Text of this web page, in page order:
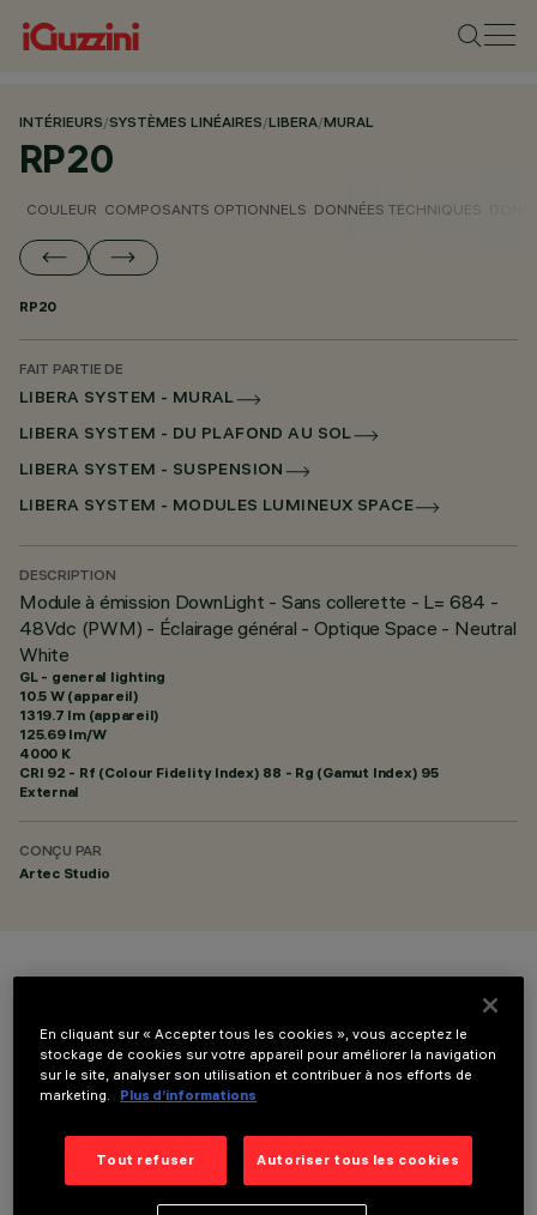
INTÉRIEURS/SYSTÈMES LINÉAIRES/LIBERA/MURAL
RP20
COULEUR COMPOSANTS OPTIONNELS DONNÉES TECHNIQUES
RP20
FAIT PARTIE DE
LIBERA SYSTEM - MURAL
LIBERA SYSTEM - DU PLAFOND AU SOL
LIBERA SYSTEM - SUSPENSION
LIBERA SYSTEM - MODULES LUMINEUX SPACE
DESCRIPTION
Module à émission DownLight - Sans collerette - L= 684 -
48Vdc (PWM) - Éclairage général - Optique Space - Neutral
White
GL - general lighting
10.5 W (appareil)
1319.7 lm (appareil)
125.69 lm/W
4000 K
CRI 92 - Rf (Colour Fidelity Index) 88 - Rg (Gamut Index) 95
External
CONÇU PAR
Artec Studio
COMPOSANTS OPTIONNELS
En cliquant sur « Accepter tous les cookies », vous acceptez le
stockage de cookies sur votre appareil pour améliorer la navigation
sur le site, analyser son utilisation et contribuer à nos efforts de
marketing.
Plus d’informations
Tout refuser Autoriser tous les cookies